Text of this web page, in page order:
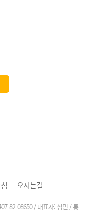
오시는길
82-08650 / 대표자: 심민 / 통